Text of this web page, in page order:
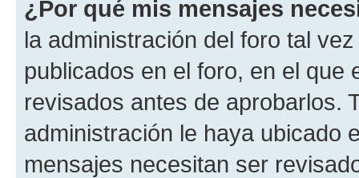
¿Por qué mis mensajes
la administración del foro tal
publicados en el foro, en el
revisados antes de aprobarlos.
administración le haya ubicado
mensajes necesitan ser